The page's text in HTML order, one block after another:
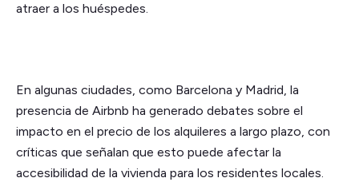
atraer a los huéspedes.
En algunas ciudades, como Barcelona y Madrid, la
presencia de Airbnb ha generado debates sobre el
impacto en el precio de los alquileres a largo plazo, con
críticas que señalan que esto puede afectar la
accesibilidad de la vivienda para los residentes locales.